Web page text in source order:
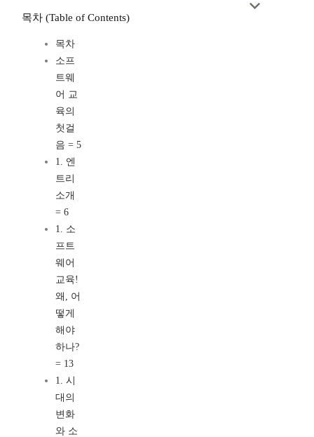
목차 (Table of Contents)
목차
소프
트웨
어 교
육의
첫걸
음 = 5
1. 엔
트리
소개
= 6
1. 소
프트
웨어
교육!
왜, 어
떻게
해야
하나?
= 13
1. 시
대의
변화
와 소